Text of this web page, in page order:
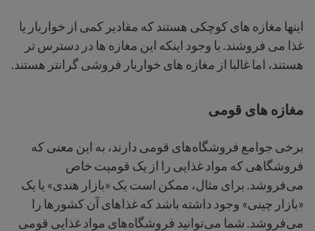
اینها مغازه های کوچکی هستند که مقادیر کمی از خواربار یا
غذا می فروشند. با وجود اینکه این مغازه ها در دسترس تر
هستند، اما غالبا از مغازه های خواربار فروشی گرانتر هستند.
مغازه های قومی
برخی جوامع فروشگاه‌های قومی دارند، به این معنی که
فروشگاهی که مواد غذایی را از یک قومیت خاص
می‌فروشد. برای مثال، ممکن است یک «بازار هندی» یا یک
«بازار چینی» وجود داشته باشد که غذاهای آن کشورها را
می‌فروشد. شما می‌توانید فروشگاه‌های مواد غذایی قومی